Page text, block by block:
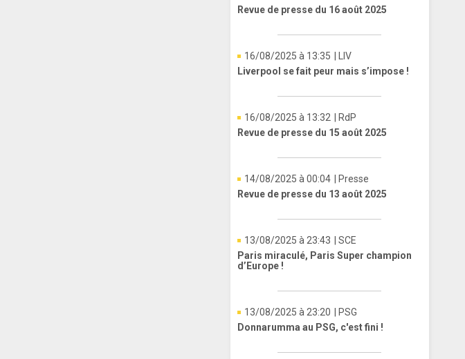
Revue de presse du 16 août 2025
16/08/2025 à 13:35
| LIV
Liverpool se fait peur mais s’impose !
16/08/2025 à 13:32
| RdP
Revue de presse du 15 août 2025
14/08/2025 à 00:04
| Presse
Revue de presse du 13 août 2025
13/08/2025 à 23:43
| SCE
Paris miraculé, Paris Super champion
d’Europe !
13/08/2025 à 23:20
| PSG
Donnarumma au PSG, c'est fini !